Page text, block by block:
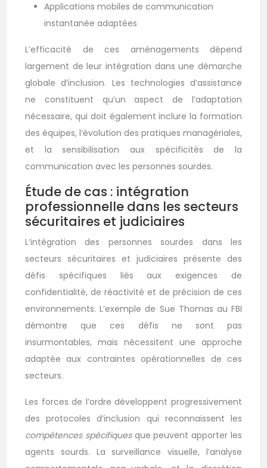
Applications mobiles de communication
instantanée adaptées
L’efficacité de ces aménagements dépend
largement de leur intégration dans une démarche
globale d’inclusion. Les technologies d’assistance
ne constituent qu’un aspect de l’adaptation
nécessaire, qui doit également inclure la formation
des équipes, l’évolution des pratiques managériales,
et la sensibilisation aux spécificités de la
communication avec les personnes sourdes.
Étude de cas : intégration
professionnelle dans les secteurs
sécuritaires et judiciaires
L’intégration des personnes sourdes dans les
secteurs sécuritaires et judiciaires présente des
défis spécifiques liés aux exigences de
confidentialité, de réactivité et de précision de ces
environnements. L’exemple de Sue Thomas au FBI
démontre que ces défis ne sont pas
insurmontables, mais nécessitent une approche
adaptée aux contraintes opérationnelles de ces
secteurs.
Les forces de l’ordre développent progressivement
des protocoles d’inclusion qui reconnaissent les
compétences spécifiques que peuvent apporter les
agents sourds. La surveillance visuelle, l’analyse